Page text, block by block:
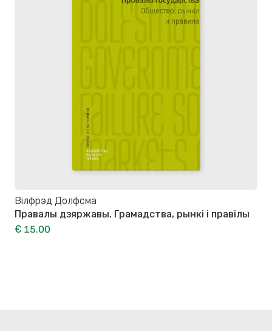
Вілфрэд Долфсма
Правалы дзяржавы. Грамадства, рынкі і правілы
€ 15.00